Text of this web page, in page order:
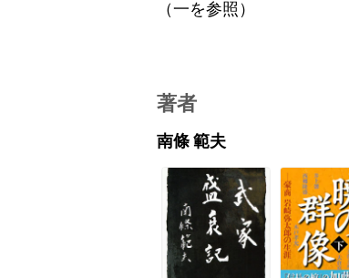
（一を参照）
著者
南條 範夫